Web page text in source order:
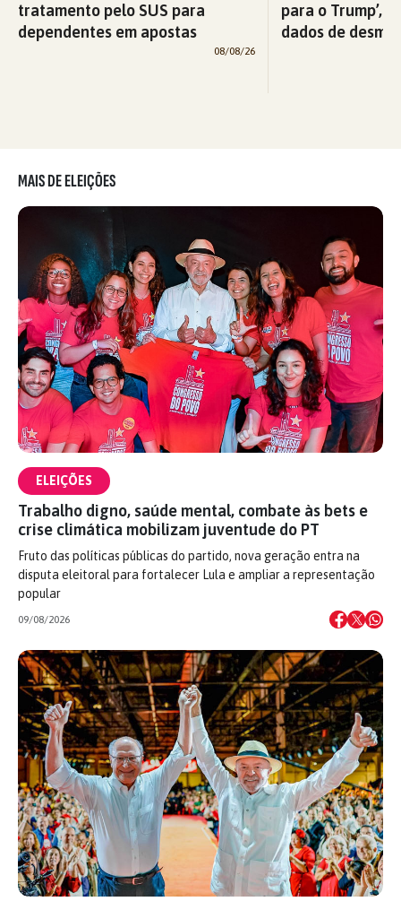
tratamento pelo SUS para
dependentes em apostas
08/08/26
para o Trump’,
dados de
MAIS DE ELEIÇÕES
ELEIÇÕES
Trabalho digno, saúde mental, combate às bets e
crise climática mobilizam juventude do PT
Fruto das políticas públicas do partido, nova geração entra na
disputa eleitoral para fortalecer Lula e ampliar a representação
popular
09/08/2026